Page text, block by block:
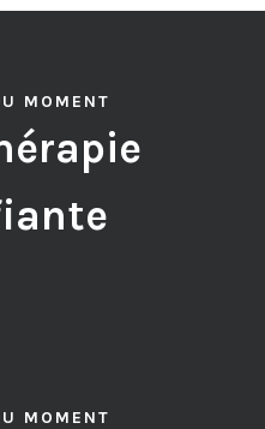
MOMENT
MOMENT